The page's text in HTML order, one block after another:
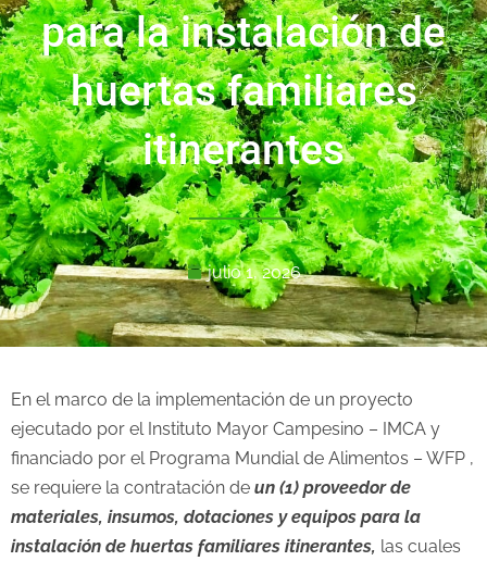
para la instalación de
huertas familiares
itinerantes
julio 1, 2026
En el marco de la implementación de un proyecto
ejecutado por el Instituto Mayor Campesino – IMCA y
financiado por el Programa Mundial de Alimentos – WFP ,
se requiere la contratación de un (1) proveedor de
materiales, insumos, dotaciones y equipos para la
instalación de huertas familiares itinerantes, las cuales